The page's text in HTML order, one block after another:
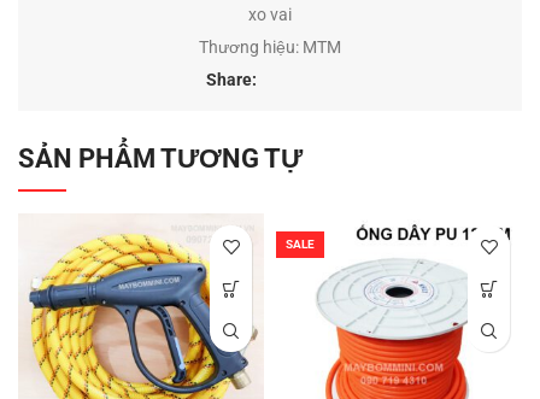
xo vai
Thương hiệu: MTM
Share:
SẢN PHẨM TƯƠNG TỰ
SALE